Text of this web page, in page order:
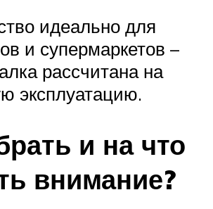
идеально для
и супермаркетов –
рассчитана на
эксплуатацию.
и на что
внимание?